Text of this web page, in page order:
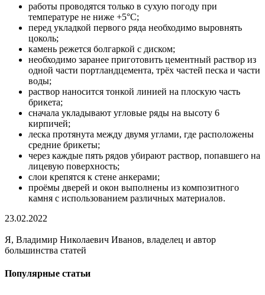
работы проводятся только в сухую погоду при
температуре не ниже +5°С;
перед укладкой первого ряда необходимо выровнять
цоколь;
камень режется болгаркой с диском;
необходимо заранее приготовить цементный раствор из
одной части портландцемента, трёх частей песка и части
воды;
раствор наносится тонкой линией на плоскую часть
брикета;
сначала укладывают угловые ряды на высоту 6
кирпичей;
леска протянута между двумя углами, где расположены
средние брикеты;
через каждые пять рядов убирают раствор, попавшего на
лицевую поверхность;
слои крепятся к стене анкерами;
проёмы дверей и окон выполнены из композитного
камня с использованием различных материалов.
23.02.2022
Я, Владимир Николаевич Иванов, владелец и автор
большинства статей
Популярные статьи